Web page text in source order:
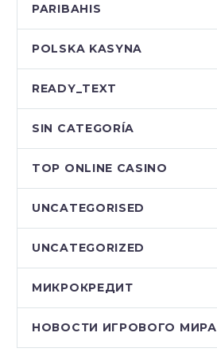
PARIBAHIS
POLSKA KASYNA
READY_TEXT
SIN CATEGORÍA
TOP ONLINE CASINO
UNCATEGORISED
UNCATEGORIZED
МИКРОКРЕДИТ
НОВОСТИ ИГРОВОГО МИРА